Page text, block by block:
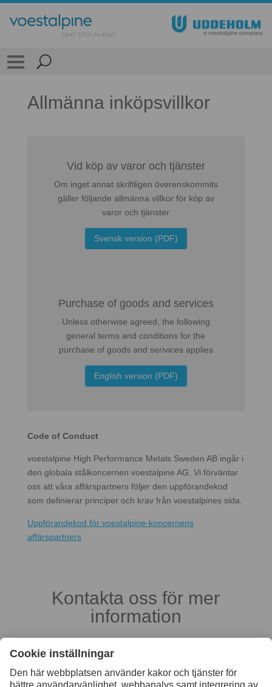
Allmänna inköpsvillkor
Vid köp av varor och tjänster
Om inget annat skriftligen överenskommits
gäller följande allmänna villkor för köp av
varor och tjänster
Svensk version (PDF)
Purchase of goods and services
Unless otherwise agreed, the following
general terms and conditions for the
purchase of goods and serivices applies
English version (PDF)
Code of Conduct
voestalpine High Performance Metals Sweden AB ingår i
den globala stålkoncernen voestalpine AG. Vi förväntar
oss att våra affärspartners följer den uppförandekod
som definierar principer och krav från voestalpines sida.
Uppförandekod för voestalpine-koncernens
affärspartners
Kontakta oss för mer
information